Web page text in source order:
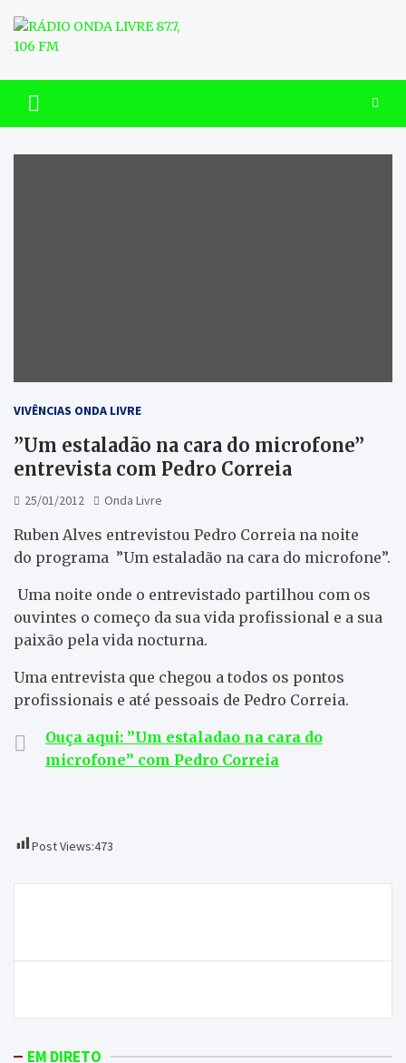
content
RÁDIO ONDA LIVRE 87.7, 106
FM
VIVÊNCIAS ONDA LIVRE
”Um estaladão na cara do microfone”
entrevista com Pedro Correia
25/01/2012 Onda Livre
Ruben Alves entrevistou Pedro Correia na noite
do programa ”Um estaladão na cara do microfone”.
Uma noite onde o entrevistado partilhou com os
ouvintes o começo da sua vida profissional e a sua
paixão pela vida nocturna.
Uma entrevista que chegou a todos os pontos
profissionais e até pessoais de Pedro Correia.
Ouça aqui: ”Um estaladao na cara do
microfone” com Pedro Correia
Post Views:473
artigos
EM DIRETO